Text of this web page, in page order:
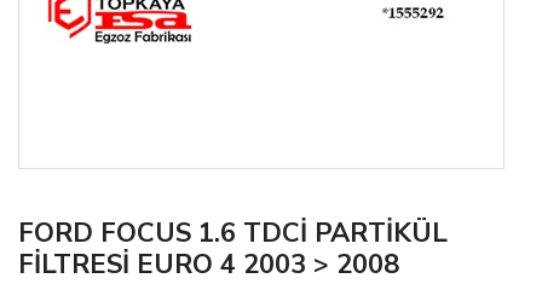
FORD FOCUS 1.6 TDCİ PARTİKÜL
FİLTRESİ EURO 4 2003 > 2008